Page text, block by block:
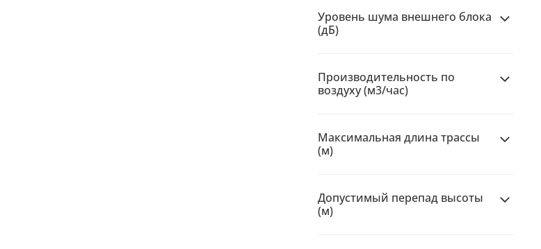
Уровень шума внешнего блока
(дБ)
Производительность по
воздуху (м3/час)
Максимальная длина трассы
(м)
Допустимый перепад высоты
(м)